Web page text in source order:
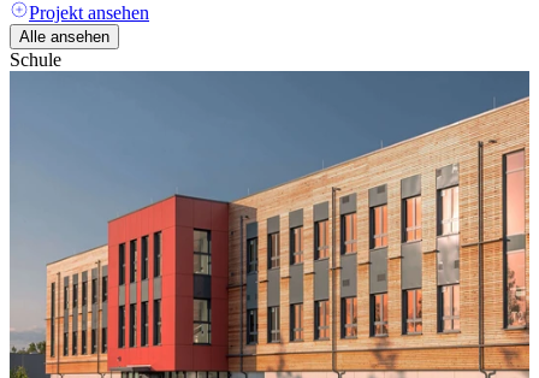
Projekt ansehen
Alle ansehen
Schule